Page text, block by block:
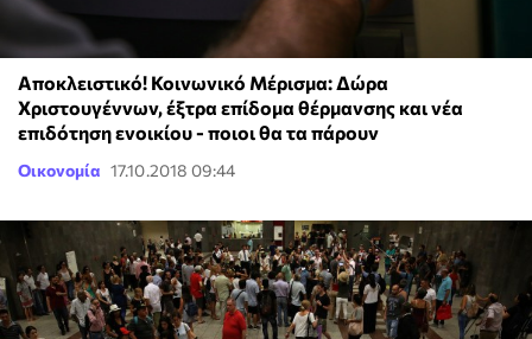
Αποκλειστικό! Κοινωνικό Μέρισμα: Δώρα
Χριστουγέννων, έξτρα επίδομα θέρμανσης και νέα
επιδότηση ενοικίου - ποιοι θα τα πάρουν
Οικονομία 17.10.2018 09:44